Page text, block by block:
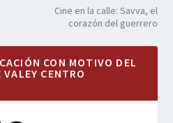
Cine en la calle: Savva, el
corazón del guerrero
CON MOTIVO DEL
CENTRO